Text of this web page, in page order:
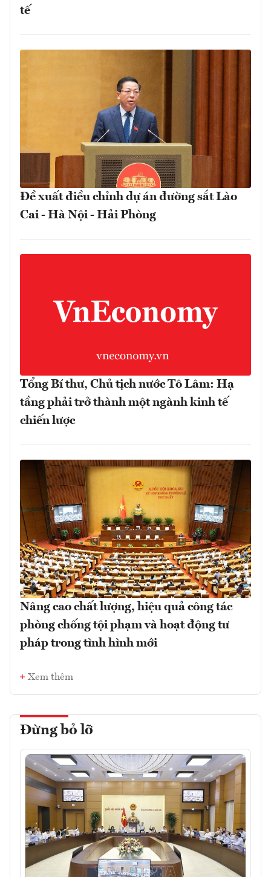
tế
Đề xuất điều chỉnh dự án đường sắt Lào
Cai - Hà Nội - Hải Phòng
Tổng Bí thư, Chủ tịch nước Tô Lâm: Hạ
tầng phải trở thành một ngành kinh tế
chiến lược
Nâng cao chất lượng, hiệu quả công tác
phòng chống tội phạm và hoạt động tư
pháp trong tình hình mới
Xem thêm
Đừng bỏ lỡ